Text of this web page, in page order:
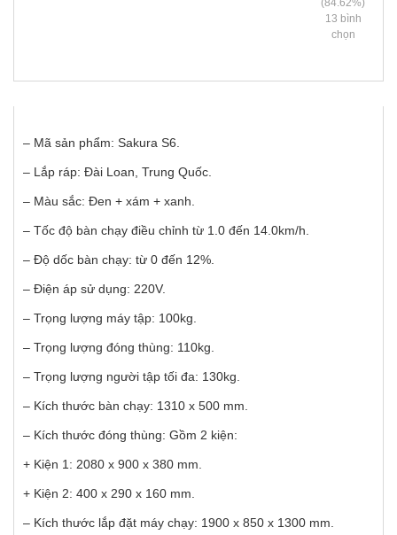
(84.62%)
13 bình
chọn
– Mã sản phẩm: Sakura S6.
– Lắp ráp: Đài Loan, Trung Quốc.
– Màu sắc: Đen + xám + xanh.
– Tốc độ bàn chạy điều chỉnh từ 1.0 đến 14.0km/h.
– Độ dốc bàn chạy: từ 0 đến 12%.
– Điện áp sử dụng: 220V.
– Trọng lượng máy tập: 100kg.
– Trọng lượng đóng thùng: 110kg.
– Trọng lượng người tập tối đa: 130kg.
– Kích thước bàn chạy: 1310 x 500 mm.
– Kích thước đóng thùng: Gồm 2 kiện:
+ Kiện 1: 2080 x 900 x 380 mm.
+ Kiện 2: 400 x 290 x 160 mm.
– Kích thước lắp đặt máy chạy: 1900 x 850 x 1300 mm.